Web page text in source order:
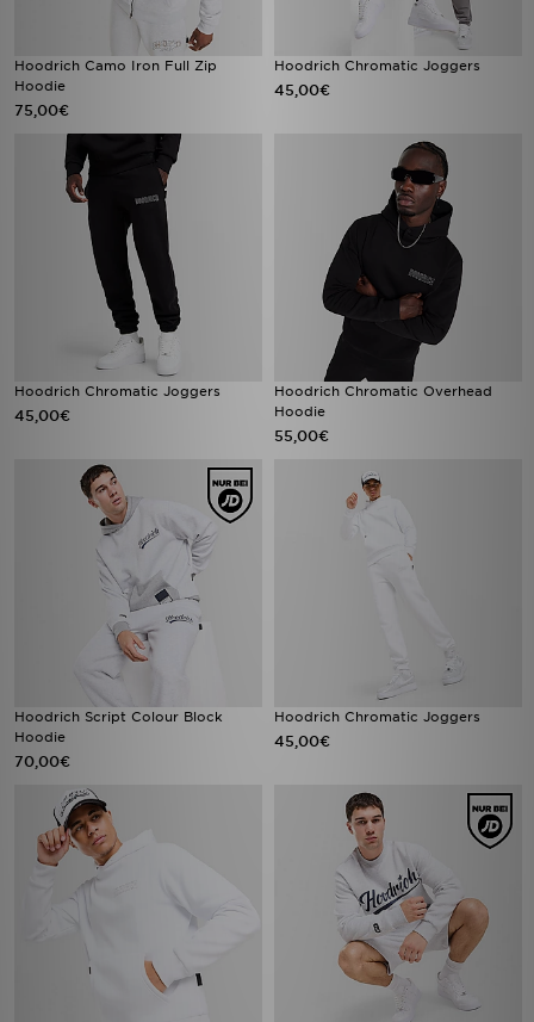
Hoodrich Camo Iron Full Zip
Hoodie
75,00€
Hoodrich Chromatic Joggers
45,00€
Hoodrich Chromatic Joggers
45,00€
Hoodrich Chromatic Overhead
Hoodie
55,00€
Hoodrich Script Colour Block
Hoodie
70,00€
Hoodrich Chromatic Joggers
45,00€